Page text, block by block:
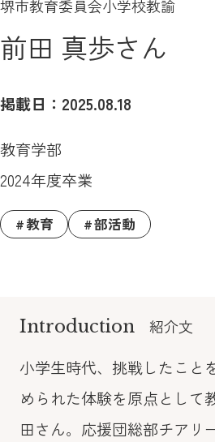
堺市教育委員会小学校教諭
前田 真歩さん
掲載日：2025.08.18
教育学部
2024年度卒業
教育 部活動
Introduction 紹介文
小学生時代、挑戦したこと
められた体験を原点として
田さん。応援団総部チアリ